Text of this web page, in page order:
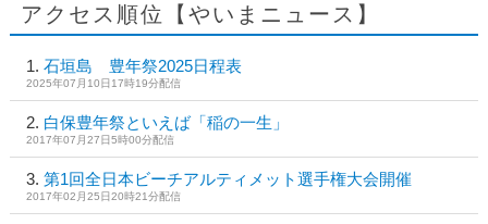
アクセス順位【やいまニュース】
石垣島 豊年祭2025日程表
2025年07月10日17時19分配信
白保豊年祭といえば「稲の一生」
2017年07月27日5時00分配信
第1回全日本ビーチアルティメット選手権大会開催
2017年02月25日20時21分配信